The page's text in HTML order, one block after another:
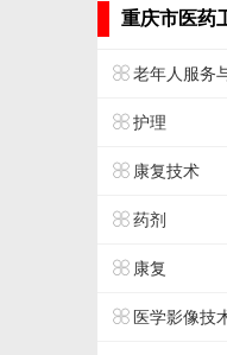
重庆市医药
老年人服务
护理
康复技术
药剂
康复
医学影像技